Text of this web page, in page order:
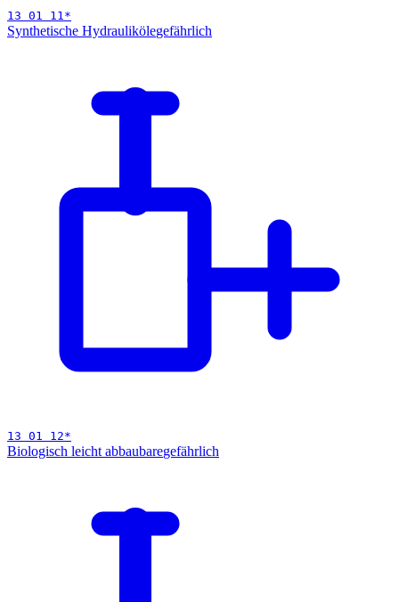
13 01 11*
Synthetische Hydraulikölegefährlich
13 01 12*
Biologisch leicht abbaubaregefährlich